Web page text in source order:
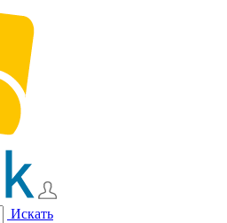
Искать